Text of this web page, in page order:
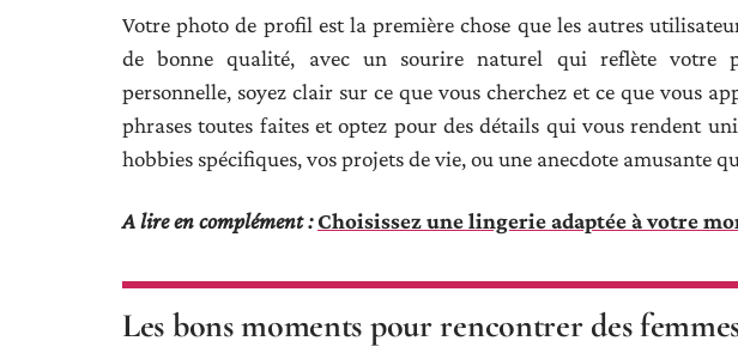
Votre photo de profil est la première chose que les autres
de bonne qualité, avec un sourire naturel qui reflète votre
personnelle, soyez clair sur ce que vous cherchez et ce que vous
phrases toutes faites et optez pour des détails qui vous rendent
hobbies spécifiques, vos projets de vie, ou une anecdote amusante
A lire en complément :Choisissez une lingerie adaptée à votre
Les bons moments pour rencontrer des